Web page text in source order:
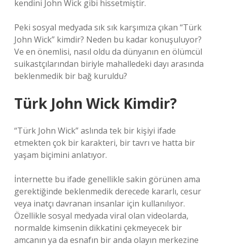
kendini John Wick gibi hissetmiştir.
Peki sosyal medyada sık sık karşımıza çıkan “Türk
John Wick” kimdir? Neden bu kadar konuşuluyor?
Ve en önemlisi, nasıl oldu da dünyanın en ölümcül
suikastçılarından biriyle mahalledeki dayı arasında
beklenmedik bir bağ kuruldu?
Türk John Wick Kimdir?
“Türk John Wick” aslında tek bir kişiyi ifade
etmekten çok bir karakteri, bir tavrı ve hatta bir
yaşam biçimini anlatıyor.
İnternette bu ifade genellikle sakin görünen ama
gerektiğinde beklenmedik derecede kararlı, cesur
veya inatçı davranan insanlar için kullanılıyor.
Özellikle sosyal medyada viral olan videolarda,
normalde kimsenin dikkatini çekmeyecek bir
amcanın ya da esnafın bir anda olayın merkezine